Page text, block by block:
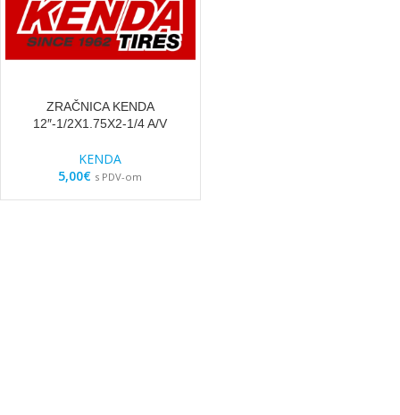
ZRAČNICA KENDA
12″-1/2X1.75X2-1/4 A/V
KENDA
5,00€ s PDV-om